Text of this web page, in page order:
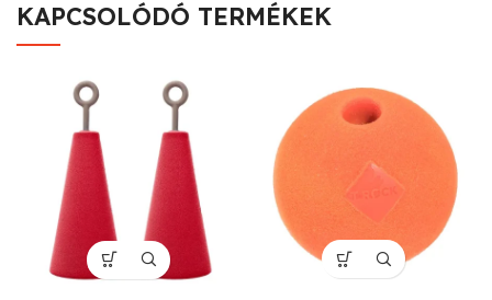
KAPCSOLÓDÓ TERMÉKEK